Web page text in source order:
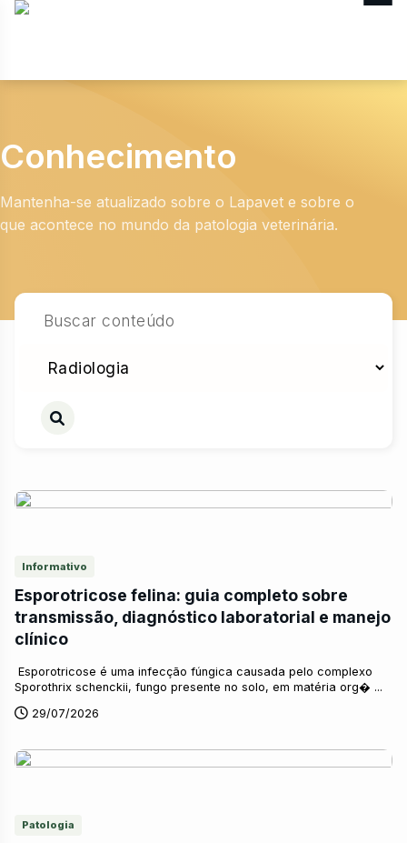
Conhecimento
Mantenha-se atualizado sobre o Lapavet e sobre o
que acontece no mundo da patologia veterinária.
Informativo
Esporotricose felina: guia completo sobre
transmissão, diagnóstico laboratorial e manejo
clínico
Esporotricose é uma infecção fúngica causada pelo complexo
Sporothrix schenckii, fungo presente no solo, em matéria org� ...
29/07/2026
Patologia